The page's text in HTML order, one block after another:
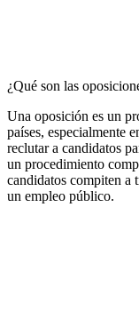
¿Qué son las
Una oposición es un
países, especialmente
reclutar a candidatos
un procedimiento
candidatos compiten a
un empleo público.